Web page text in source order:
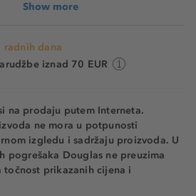
Show more
radnih dana
iznad 70 EUR
na prodaju putem Interneta.
ne mora u potpunosti
izgledu i sadržaju proizvoda. U
pogrešaka Douglas ne preuzima
točnost prikazanih cijena i